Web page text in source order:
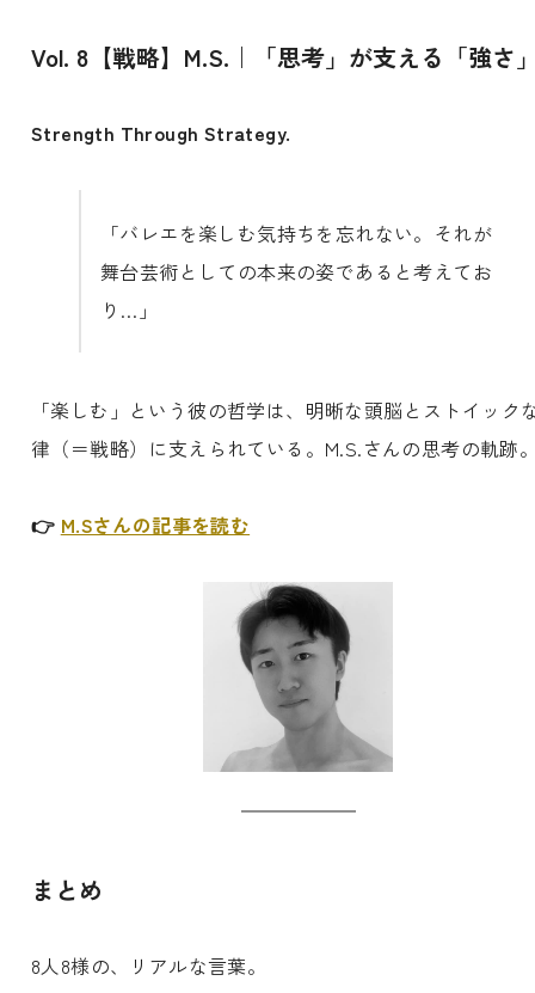
Vol. 8【戦略】M.S.｜「思考」が支える「強さ
Strength Through Strategy.
「バレエを楽しむ気持ちを忘れない。それが
舞台芸術としての本来の姿であると考えてお
り…」
「楽しむ」という彼の哲学は、明晰な頭脳とストイック
律（＝戦略）に支えられている。M.S.さんの思考の軌跡
👉 M.Sさんの記事を読む
まとめ
8人8様の、リアルな言葉。